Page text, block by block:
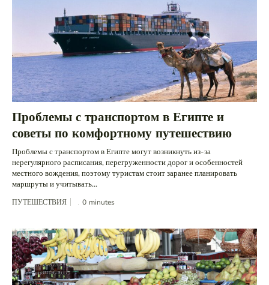
Проблемы с транспортом в Египте и
советы по комфортному путешествию
Проблемы с транспортом в Египте могут возникнуть из-за
нерегулярного расписания, перегруженности дорог и особенностей
местного вождения, поэтому туристам стоит заранее планировать
маршруты и учитывать...
ПУТЕШЕСТВИЯ 0 minutes